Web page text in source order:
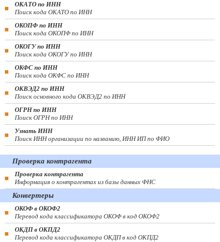
ОКАТО по ИНН
Поиск кода ОКАТО по ИНН
ОКОПФ по ИНН
Поиск кода ОКОПФ по ИНН
ОКОГУ по ИНН
Поиск кода ОКОГУ по ИНН
ОКФС по ИНН
Поиск кода ОКФС по ИНН
ОКВЭД2 по ИНН
Поиск основного кода ОКВЭД2 по ИНН
ОГРН по ИНН
Поиск ОГРН по ИНН
Узнать ИНН
Поиск ИНН организации по названию, ИНН ИП по ФИО
Проверка контрагента
Проверка контрагента
Информация о контрагентах из базы данных ФНС
Конвертеры
ОКОФ в ОКОФ2
Перевод кода классификатора ОКОФ в код ОКОФ2
ОКДП в ОКПД2
Перевод кода классификатора ОКДП в код ОКПД2